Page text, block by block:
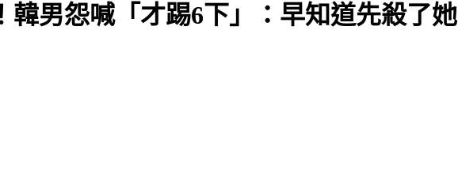
韓男怨喊「才踢6下」：早知道先殺了她